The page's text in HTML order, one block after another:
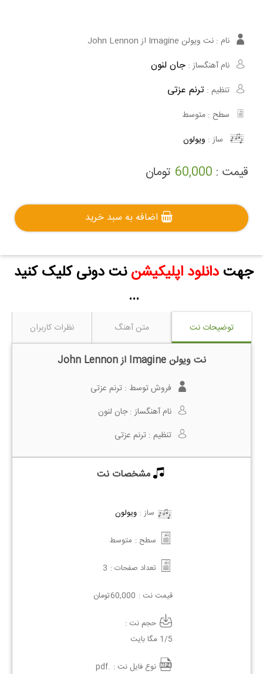
نام : نت ویولن Imagine از John Lennon
نام آهنگساز : جان لنون
تنظیم : ترنم عزتی
سطح : متوسط
ساز : ویولون
قیمت : 60,000 تومان
اضافه به سبد خرید
جهتدانلود اپلیکیشن نت دونی کلیک کنید
...
توضیحات نت متن آهنگ نظرات کاربران
نت ویولن Imagine از John Lennon
فروش توسط : ترنم عزتی
نام آهنگساز :جان لنون
تنظیم : ترنم عزتی
مشخصات نت
ساز : ویولون
سطح : متوسط
تعداد صفحات : 3
قیمت نت : 60,000تومان
حجم نت :
1/5 مگا بایت
نوع فایل نت : .pdf